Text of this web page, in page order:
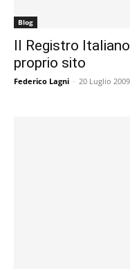
Blog
Il Registro
proprio sito
Federico Lagni - 20 Luglio 2009